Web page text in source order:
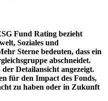
Fund Rating bezieht
Soziales und
Sterne bedeuten, dass ein
abschneidet.
Detailansicht angezeigt.
für den Impact des Fonds,
zu haben oder in Zukunft